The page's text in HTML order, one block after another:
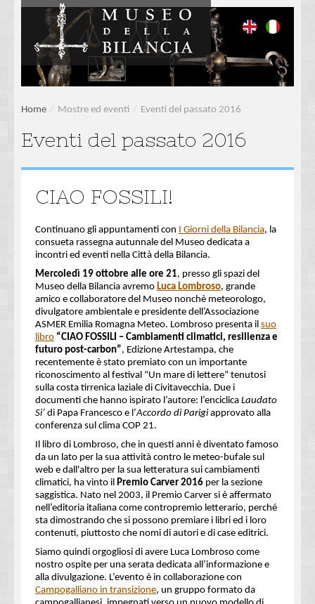
Home / Mostre ed eventi / Eventi del passato 2016
Eventi del passato 2016
CIAO FOSSILI!
Continuano gli appuntamenti con I Giorni della Bilancia, la
consueta rassegna autunnale del Museo dedicata a
incontri ed eventi nella Città della Bilancia.
Mercoledì 19 ottobre alle ore 21, presso gli spazi del
Museo della Bilancia avremo Luca Lombroso, grande
amico e collaboratore del Museo nonchè meteorologo,
divulgatore ambientale e presidente dell’Associazione
ASMER Emilia Romagna Meteo. Lombroso presenta il suo
libro “CIAO FOSSILI – Cambiamenti climatici, resilienza e
futuro post-carbon”, Edizione Artestampa, che
recentemente è stato premiato con un importante
riconoscimento al festival “Un mare di lettere” tenutosi
sulla costa tirrenica laziale di Civitavecchia. Due i
documenti che hanno ispirato l’autore: l’enciclica Laudato
Si’ di Papa Francesco e l’Accordo di Parigi approvato alla
conferenza sul clima COP 21.
Il libro di Lombroso, che in questi anni è diventato famoso
da un lato per la sua attività contro le meteo-bufale sul
web e dall'altro per la sua letteratura sui cambiamenti
climatici, ha vinto il Premio Carver 2016 per la sezione
saggistica. Nato nel 2003, il Premio Carver si è affermato
nell’editoria italiana come contropremio letterario, perché
sta dimostrando che si possono premiare i libri ed i loro
contenuti, piuttosto che nomi di autori e di case editrici.
Siamo quindi orgogliosi di avere Luca Lombroso come
nostro ospite per una serata dedicata all’informazione e
alla divulgazione. L’evento è in collaborazione con
Campogalliano in transizione, un gruppo formato da